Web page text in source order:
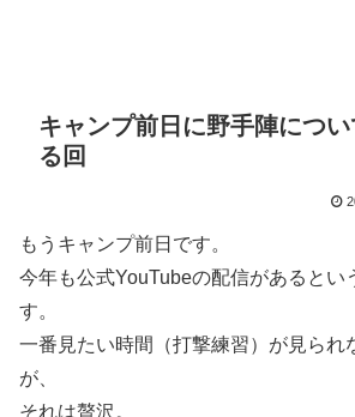
キャンプ前日に野手陣につ
る回
もうキャンプ前日です。
今年も公式YouTubeの配信があるとい
す。
一番見たい時間（打撃練習）が見られ
が、
それは贅沢。